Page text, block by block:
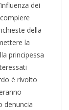
dei
della
la
principessa
è rivolto
denuncia